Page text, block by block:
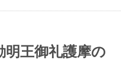
明王御礼護摩の